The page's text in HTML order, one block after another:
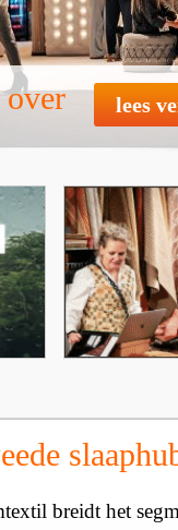
over lees
breidt het